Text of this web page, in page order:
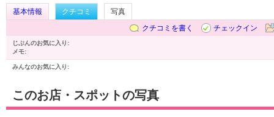
基本情報 クチコミ
写真
クチコミを書く
チェックイン
じぶんのお気に入り:
メモ:
みんなのお気に入り:
このお店・スポットの写真